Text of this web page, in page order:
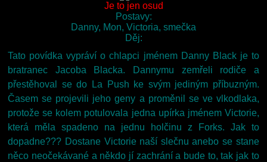
Je to jen osud
Postavy:
Danny, Mon, Victoria, smečka
Děj:
Tato povídka vypráví o chlapci jménem Danny Black je to
bratranec Jacoba Blacka. Dannymu zemřeli rodiče a
přestěhoval se do La Push ke svým jediným příbuzným.
Časem se projevili jeho geny a proměnil se ve vlkodlaka,
protože se kolem potulovala jedna upírka jménem Victorie,
která měla spadeno na jednu holčinu z Forks. Jak to
dopadne??? Dostane Victorie naší slečnu anebo se stane
něco neočekávané a někdo jí zachrání a bude to, tak jak to